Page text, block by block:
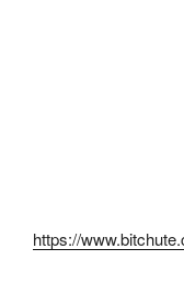
https://